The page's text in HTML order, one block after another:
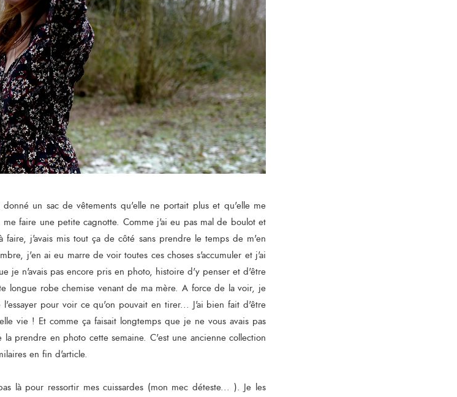
un sac de vêtements qu'elle ne portait plus et qu'elle me
faire une petite cagnotte. Comme j'ai eu pas mal de boulot et
j'avais mis tout ça de côté sans prendre le temps de m'en
j'en ai eu marre de voir toutes ces choses s'accumuler et j'ai
je n'avais pas encore pris en photo, histoire d'y penser et d'être
longue robe chemise venant de ma mère. A force de la voir, je
pour voir ce qu'on pouvait en tirer... J'ai bien fait d'être
vie ! Et comme ça faisait longtemps que je ne vous avais pas
prendre en photo cette semaine. C'est une ancienne collection
en fin d'article.
là pour ressortir mes cuissardes (mon mec déteste... ). Je les